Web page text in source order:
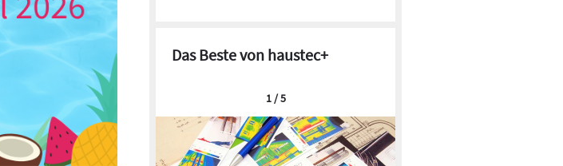
Das Beste von haustec+
1 / 5